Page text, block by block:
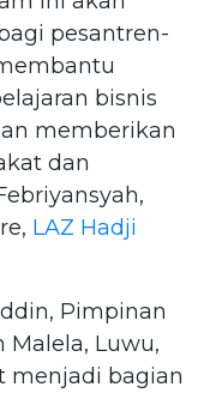
pesantren-
bisnis
memberikan
dan
LAZ Hadji
Pimpinan
Malela, Luwu,
menjadi bagian